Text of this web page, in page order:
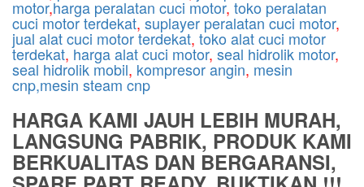
motor,harga peralatan cuci motor, toko peralatan
cuci motor terdekat, suplayer peralatan cuci motor,
jual alat cuci motor terdekat, toko alat cuci motor
terdekat, harga alat cuci motor, seal hidrolik motor,
seal hidrolik mobil, kompresor angin, mesin
cnp,mesin steam cnp
HARGA KAMI JAUH LEBIH MURAH,
LANGSUNG PABRIK, PRODUK KAMI
BERKUALITAS DAN BERGARANSI,